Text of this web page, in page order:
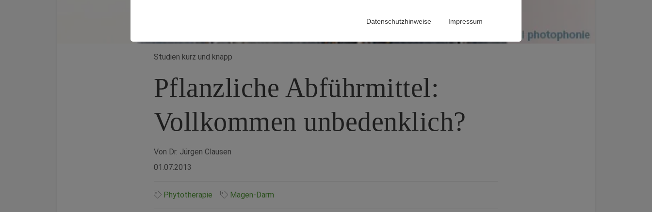
Datenschutzhinweise Impressum
Studien kurz und knapp
Pflanzliche Abführmittel:
Vollkommen unbedenklich?
Von Dr. Jürgen Clausen
01.07.2013
Phytotherapie Magen-Darm